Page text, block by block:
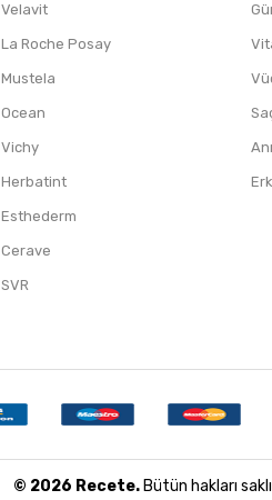
Velavit
La Roche Posay
Mustela
Ocean
Vichy
Herbatint
Esthederm
Cerave
SVR
© 2026 Recete.Bütün hakları